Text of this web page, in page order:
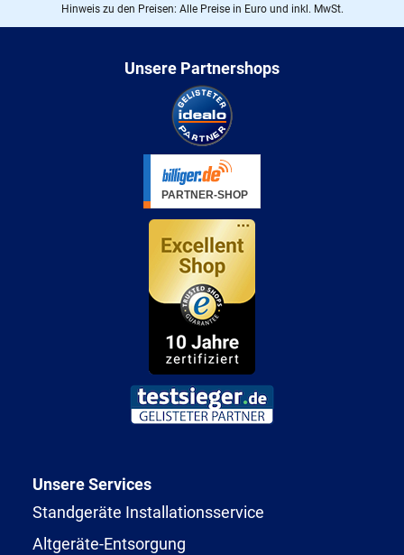
Hinweis zu den Preisen: Alle Preise in Euro und inkl. MwSt.
Unsere Partnershops
Unsere Services
Standgeräte Installationsservice
Altgeräte-Entsorgung